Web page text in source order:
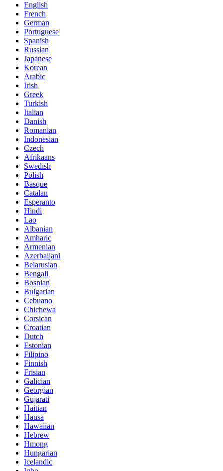
English
French
German
Portuguese
Spanish
Russian
Japanese
Korean
Arabic
Irish
Greek
Turkish
Italian
Danish
Romanian
Indonesian
Czech
Afrikaans
Swedish
Polish
Basque
Catalan
Esperanto
Hindi
Lao
Albanian
Amharic
Armenian
Azerbaijani
Belarusian
Bengali
Bosnian
Bulgarian
Cebuano
Chichewa
Corsican
Croatian
Dutch
Estonian
Filipino
Finnish
Frisian
Galician
Georgian
Gujarati
Haitian
Hausa
Hawaiian
Hebrew
Hmong
Hungarian
Icelandic